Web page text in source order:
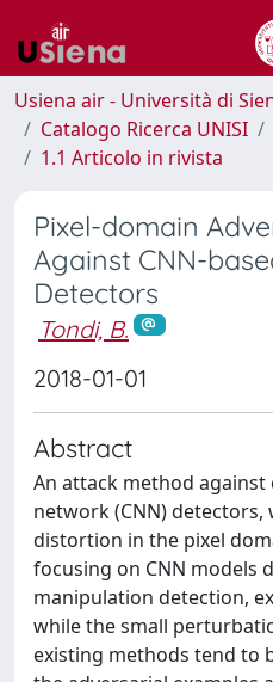
Usiena air - Università di
Catalogo Ricerca UNISI
1.1 Articolo in rivista
Pixel-domain
Against CNN-
Detectors
Tondi, B.
2018-01-01
Abstract
An attack method
network (CNN)
distortion in the pixel
focusing on CNN models
manipulation detection,
while the small
existing methods tend to